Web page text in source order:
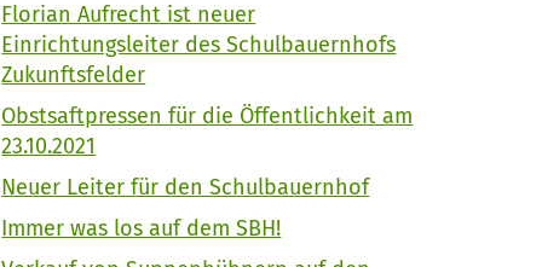
Florian Aufrecht ist neuer
Einrichtungsleiter des Schulbauernhofs
Zukunftsfelder
Obstsaftpressen für die Öffentlichkeit am
23.10.2021
Neuer Leiter für den Schulbauernhof
Immer was los auf dem SBH!